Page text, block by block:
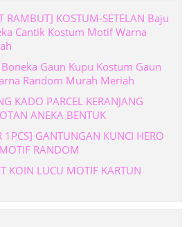
RAMBUT] KOSTUM-SETELAN Baju
Cantik Kostum Motif Warna
Gaun Kupu Kostum Gaun
Random Murah Meriah
KADO PARCEL KERANJANG
ANEKA BENTUK
1PCS] GANTUNGAN KUNCI HERO
RANDOM
KOIN LUCU MOTIF KARTUN